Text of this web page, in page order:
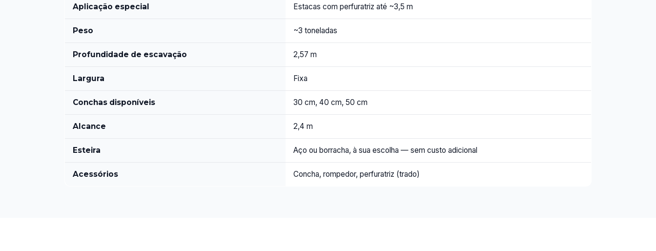
Aplicação especial Estacas com perfuratriz até ~3,5 m
Peso ~3 toneladas
Profundidade de escavação 2,57 m
Largura Fixa
Conchas disponíveis 30 cm, 40 cm, 50 cm
Alcance 2,4 m
Esteira Aço ou borracha, à sua escolha — sem custo adicional
Acessórios Concha, rompedor, perfuratriz (trado)